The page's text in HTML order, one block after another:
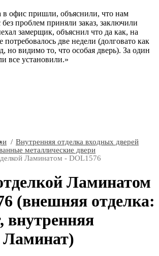
в офис пришли, объяснили, что нам
проблем приняли заказ, заключили
замерщик, объяснил что да как, на
потребовалось две недели (долговато как
но видимо то, что особая дверь). За один
все установили.
Внутренняя отделка входных дверей
металлические двери
Ламинатом - DOL1576
Ламинатом
(внешняя отделка:
внутренняя
Ламинат)